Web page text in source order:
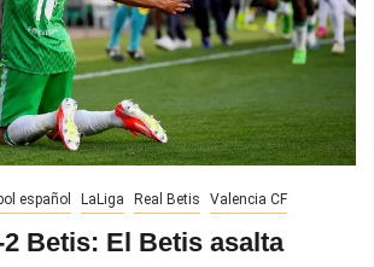
español LaLiga Real Betis Valencia CF
Betis: El Betis asalta